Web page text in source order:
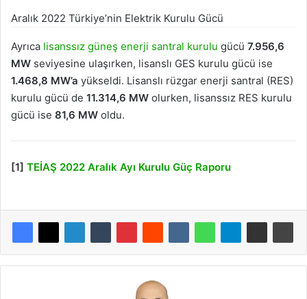
Aralık 2022 Türkiye’nin Elektrik Kurulu Gücü
Ayrıca lisanssız güneş enerji santral kurulu gücü 7.956,6
MW seviyesine ulaşırken, lisanslı GES kurulu gücü ise
1.468,8 MW’a yükseldi. Lisanslı rüzgar enerji santral (RES)
kurulu gücü de 11.314,6 MW olurken, lisanssız RES kurulu
gücü ise 81,6 MW oldu.
[1] TEİAŞ 2022 Aralık Ayı Kurulu Güç Raporu